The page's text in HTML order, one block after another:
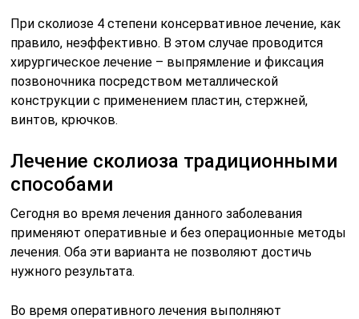
При сколиозе 4 степени консервативное лечение, как
правило, неэффективно. В этом случае проводится
хирургическое лечение – выпрямление и фиксация
позвоночника посредством металлической
конструкции с применением пластин, стержней,
винтов, крючков.
Лечение сколиоза традиционными
способами
Сегодня во время лечения данного заболевания
применяют оперативные и без операционные методы
лечения. Оба эти варианта не позволяют достичь
нужного результата.
Во время оперативного лечения выполняют